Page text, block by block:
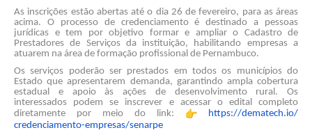
As inscrições estão abertas até o dia 26 de fevereiro, para as áreas
acima. O processo de credenciamento é destinado a pessoas
jurídicas e tem por objetivo formar e ampliar o Cadastro de
Prestadores de Serviços da instituição, habilitando empresas a
atuarem na área de formação profissional de Pernambuco.
Os serviços poderão ser prestados em todos os municípios do
Estado que apresentarem demanda, garantindo ampla cobertura
estadual e apoio às ações de desenvolvimento rural. Os
interessados podem se inscrever e acessar o edital completo
diretamente por meio do link:
https://dematech.io/
credenciamento-empresas/senarpe